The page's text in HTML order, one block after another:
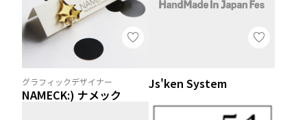
グラフィックデザイナー
NAMECK:) ナメック
Js'ken System